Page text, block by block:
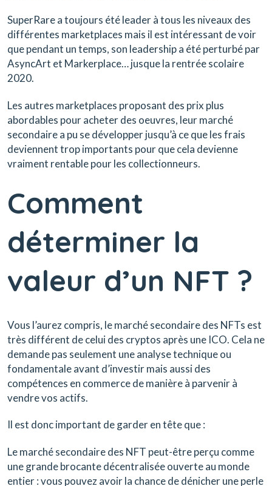
SuperRare a toujours été leader à tous les niveaux des
différentes marketplaces mais il est intéressant de voir
que pendant un temps, son leadership a été perturbé par
AsyncArt et Markerplace… jusque la rentrée scolaire
2020.
Les autres marketplaces proposant des prix plus
abordables pour acheter des oeuvres, leur marché
secondaire a pu se développer jusqu’à ce que les frais
deviennent trop importants pour que cela devienne
vraiment rentable pour les collectionneurs.
Comment
déterminer la
valeur d’un NFT ?
Vous l’aurez compris, le marché secondaire des NFTs est
très différent de celui des cryptos après une ICO. Cela ne
demande pas seulement une analyse technique ou
fondamentale avant d’investir mais aussi des
compétences en commerce de manière à parvenir à
vendre vos actifs.
Il est donc important de garder en tête que :
Le marché secondaire des NFT peut-être perçu comme
une grande brocante décentralisée ouverte au monde
entier : vous pouvez avoir la chance de dénicher une perle